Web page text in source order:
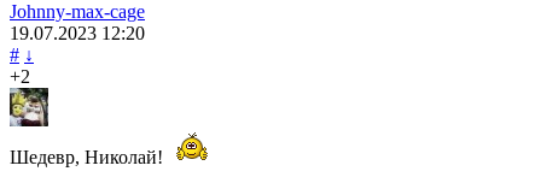
Johnny-max-cage
19.07.2023 12:20
# ↓
+2
Шедевр, Николай!